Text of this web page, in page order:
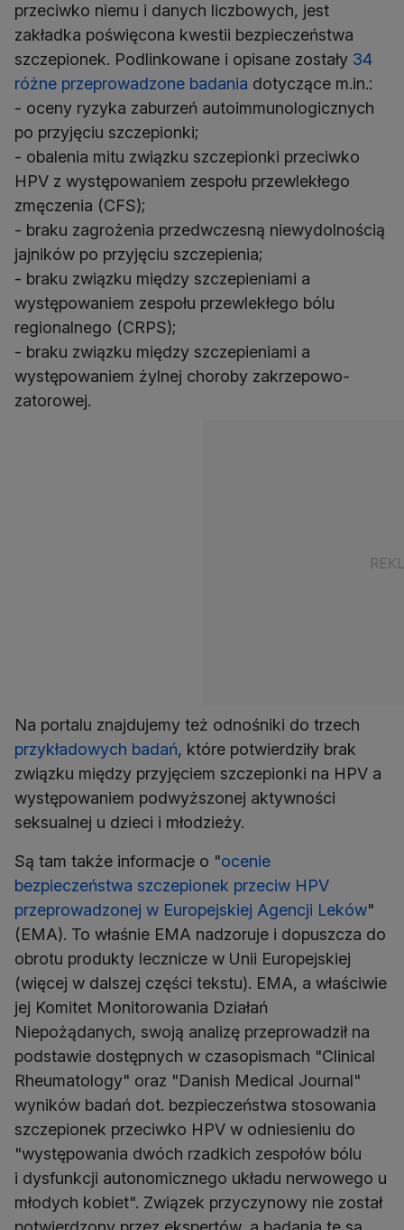
przeciwko niemu i danych liczbowych, jest
zakładka poświęcona kwestii bezpieczeństwa
szczepionek. Podlinkowane i opisane zostały 34
różne przeprowadzone badania dotyczące m.in.:
- oceny ryzyka zaburzeń autoimmunologicznych
po przyjęciu szczepionki;
- obalenia mitu związku szczepionki przeciwko
HPV z występowaniem zespołu przewlekłego
zmęczenia (CFS);
- braku zagrożenia przedwczesną niewydolnością
jajników po przyjęciu szczepienia;
- braku związku między szczepieniami a
występowaniem zespołu przewlekłego bólu
regionalnego (CRPS);
- braku związku między szczepieniami a
występowaniem żylnej choroby zakrzepowo-
zatorowej.
Na portalu znajdujemy też odnośniki do trzech
przykładowych badań, które potwierdziły brak
związku między przyjęciem szczepionki na HPV a
występowaniem podwyższonej aktywności
seksualnej u dzieci i młodzieży.
Są tam także informacje o "ocenie
bezpieczeństwa szczepionek przeciw HPV
przeprowadzonej w Europejskiej Agencji Leków"
(EMA). To właśnie EMA nadzoruje i dopuszcza do
obrotu produkty lecznicze w Unii Europejskiej
(więcej w dalszej części tekstu). EMA, a właściwie
jej Komitet Monitorowania Działań
Niepożądanych, swoją analizę przeprowadził na
podstawie dostępnych w czasopismach "Clinical
Rheumatology" oraz "Danish Medical Journal"
wyników badań dot. bezpieczeństwa stosowania
szczepionek przeciwko HPV w odniesieniu do
"występowania dwóch rzadkich zespołów bólu
i dysfunkcji autonomicznego układu nerwowego u
młodych kobiet". Związek przyczynowy nie został